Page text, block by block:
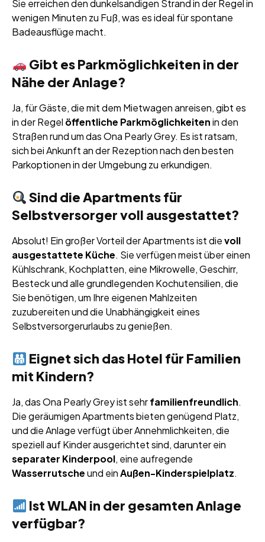
Sie erreichen den dunkelsandigen Strand in der Regel in
wenigen Minuten zu Fuß, was es ideal für spontane
Badeausflüge macht.
Gibt es Parkmöglichkeiten in der
Nähe der Anlage?
Ja, für Gäste, die mit dem Mietwagen anreisen, gibt es
in der Regel öffentliche Parkmöglichkeitenin den
Straßen rund um das Ona Pearly Grey. Es ist ratsam,
sich bei Ankunft an der Rezeption nach den besten
Parkoptionen in der Umgebung zu erkundigen.
Sind die Apartments für
Selbstversorger voll ausgestattet?
Absolut! Ein großer Vorteil der Apartments ist dievoll
ausgestattete Küche. Sie verfügen meist über einen
Kühlschrank, Kochplatten, eine Mikrowelle, Geschirr,
Besteck und alle grundlegenden Kochutensilien, die
Sie benötigen, um Ihre eigenen Mahlzeiten
zuzubereiten und die Unabhängigkeit eines
Selbstversorgerurlaubs zu genießen.
Eignet sich das Hotel für Familien
mit Kindern?
Ja, das Ona Pearly Grey ist sehrfamilienfreundlich.
Die geräumigen Apartments bieten genügend Platz,
und die Anlage verfügt über Annehmlichkeiten, die
speziell auf Kinder ausgerichtet sind, darunter ein
separater Kinderpool, eine aufregende
Wasserrutscheund einAußen-Kinderspielplatz.
Ist WLAN in der gesamten Anlage
verfügbar?